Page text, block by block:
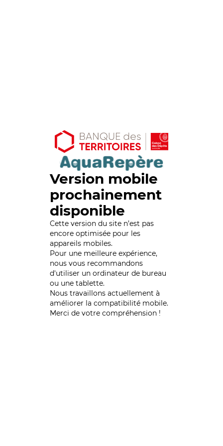
Version mobile
prochainement
disponible
Cette version du site n’est pas
encore optimisée pour les
appareils mobiles.
Pour une meilleure expérience,
nous vous recommandons
d'utiliser un ordinateur de bureau
ou une tablette.
Nous travaillons actuellement à
améliorer la compatibilité mobile.
Merci de votre compréhension !